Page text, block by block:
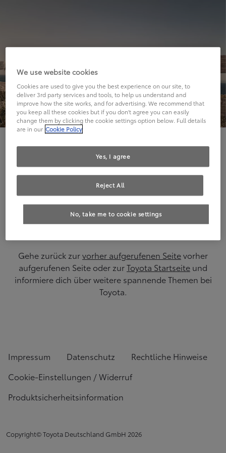
Hier geht's leider nicht weiter.
Die angeforderte Seite kann leider nicht gefunden
werden.
Gehe zurück zurvorher aufgerufenen Seitevorher
aufgerufenen Seite oder zurToyota Startseite und
informiere dich über weitere spannende Themen bei
Toyota.
Impressum Datenschutz
Rechtliche Hinweise
Cookie-Einstellungen / Widerruf
Produktsicherheitsinformation
Copyright© Toyota Deutschland GmbH 2026
We use website cookies
Cookies are used to give you the best experience on our site, to
deliver 3rd party services and tools, to help us understand and
improve how the site works, and for advertising. We recommend that
you keep all these cookies but if you don't agree you can easily
change them by clicking the cookie settings option below. Full details
are in our Cookie Policy
No, take me to cookie settings
Reject All
Yes, I agree